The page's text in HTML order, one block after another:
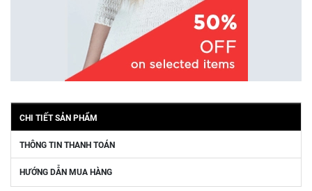
CHI TIẾT SẢN PHẨM
THÔNG TIN THANH TOÁN
HƯỚNG DẪN MUA HÀNG